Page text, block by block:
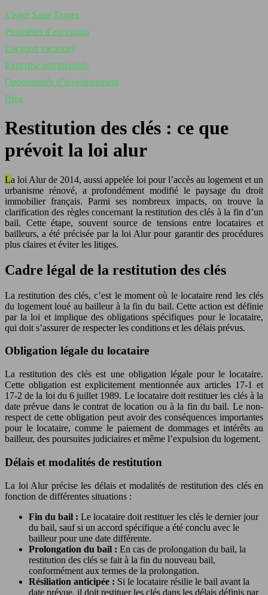
Visiter Saint Tropez
Propriétés d’exception
Location vacances
Expertise patrimoniale
Opportunités d’investissement
Blog
Restitution des clés : ce que
prévoit la loi alur
La loi Alur de 2014, aussi appelée loi pour l’accès au logement et un
urbanisme rénové, a profondément modifié le paysage du droit
immobilier français. Parmi ses nombreux impacts, on trouve la
clarification des règles concernant la restitution des clés à la fin d’un
bail. Cette étape, souvent source de tensions entre locataires et
bailleurs, a été précisée par la loi Alur pour garantir des procédures
plus claires et éviter les litiges.
Cadre légal de la restitution des clés
La restitution des clés, c’est le moment où le locataire rend les clés
du logement loué au bailleur à la fin du bail. Cette action est définie
par la loi et implique des obligations spécifiques pour le locataire,
qui doit s’assurer de respecter les conditions et les délais prévus.
Obligation légale du locataire
La restitution des clés est une obligation légale pour le locataire.
Cette obligation est explicitement mentionnée aux articles 17-1 et
17-2 de la loi du 6 juillet 1989. Le locataire doit restituer les clés à la
date prévue dans le contrat de location ou à la fin du bail. Le non-
respect de cette obligation peut avoir des conséquences importantes
pour le locataire, comme le paiement de dommages et intérêts au
bailleur, des poursuites judiciaires et même l’expulsion du logement.
Délais et modalités de restitution
La loi Alur précise les délais et modalités de restitution des clés en
fonction de différentes situations :
Fin du bail : Le locataire doit restituer les clés le dernier jour
du bail, sauf si un accord spécifique a été conclu avec le
bailleur pour une date différente.
Prolongation du bail : En cas de prolongation du bail, la
restitution des clés se fait à la fin du nouveau bail,
conformément aux termes de la prolongation.
Résiliation anticipée : Si le locataire résilie le bail avant la
date prévue, il doit restituer les clés dans les délais définis par